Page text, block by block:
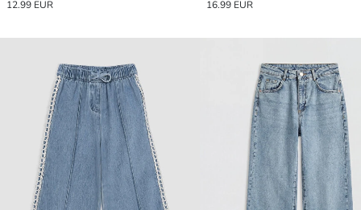
12.99 EUR 16.99 EUR